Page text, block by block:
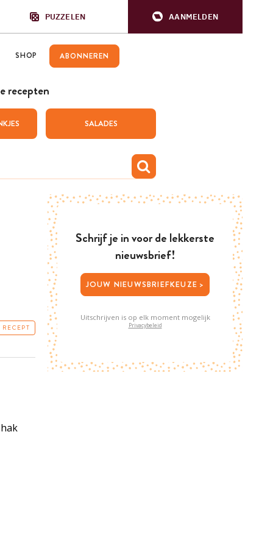
PUZZELEN AANMELDEN
SHOP ABONNEREN
recepten
SALADES
Schrijf je in voor de lekkerste
nieuwsbrief!
JOUW NIEUWSBRIEFKEUZE >
Uitschrijven is op elk moment mogelijk
Privacybeleid